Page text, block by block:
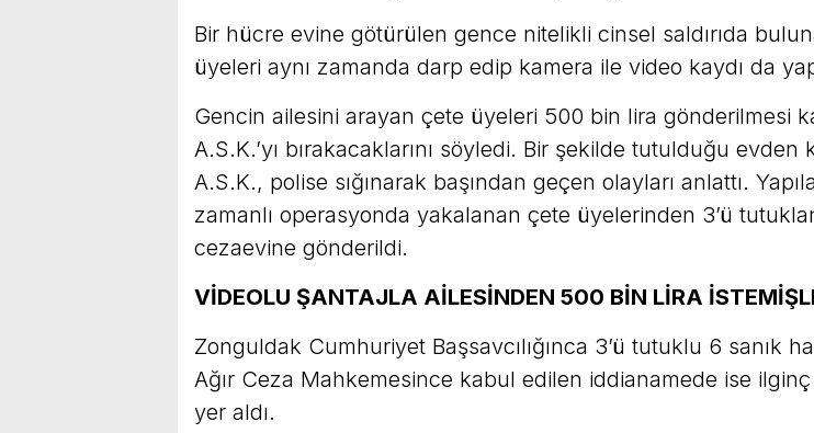
Bir hücre evine götürülen gence nitelikli cinsel saldırıda
üyeleri aynı zamanda darp edip kamera ile video kaydı da
Gencin ailesini arayan çete üyeleri 500 bin lira gönderilmesi
A.S.K.’yı bırakacaklarını söyledi. Bir şekilde tutulduğu evden
A.S.K., polise sığınarak başından geçen olayları anlattı.
zamanlı operasyonda yakalanan çete üyelerinden 3’ü
cezaevine gönderildi.
VİDEOLU ŞANTAJLA AİLESİNDEN 500 BİN LİRA
Zonguldak Cumhuriyet Başsavcılığınca 3’ü tutuklu 6 sanık
Ağır Ceza Mahkemesince kabul edilen iddianamede ise
yer aldı.